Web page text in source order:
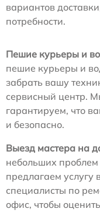
вариантов
потребности.
Пешие курьеры и
пешие курьеры и
забрать вашу
сервисный центр.
гарантируем, что
и безопасно.
Выезд мастера на
небольших
предлагаем
специалисты по
офис, чтобы